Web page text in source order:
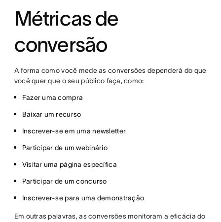
Métricas de
conversão
A forma como você mede as conversões dependerá do que
você quer que o seu público faça, como:
Fazer uma compra
Baixar um recurso
Inscrever-se em uma newsletter
Participar de um webinário
Visitar uma página específica
Participar de um concurso
Inscrever-se para uma demonstração
Em outras palavras, as conversões monitoram a eficácia do